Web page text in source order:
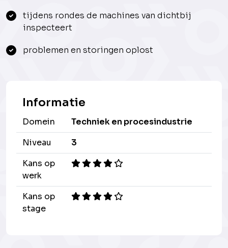
tijdens rondes de machines van dichtbij
inspecteert
problemen en storingen oplost
Informatie
Domein
Techniek en procesindustrie
Niveau
3
Kans op
werk
Kans op
stage